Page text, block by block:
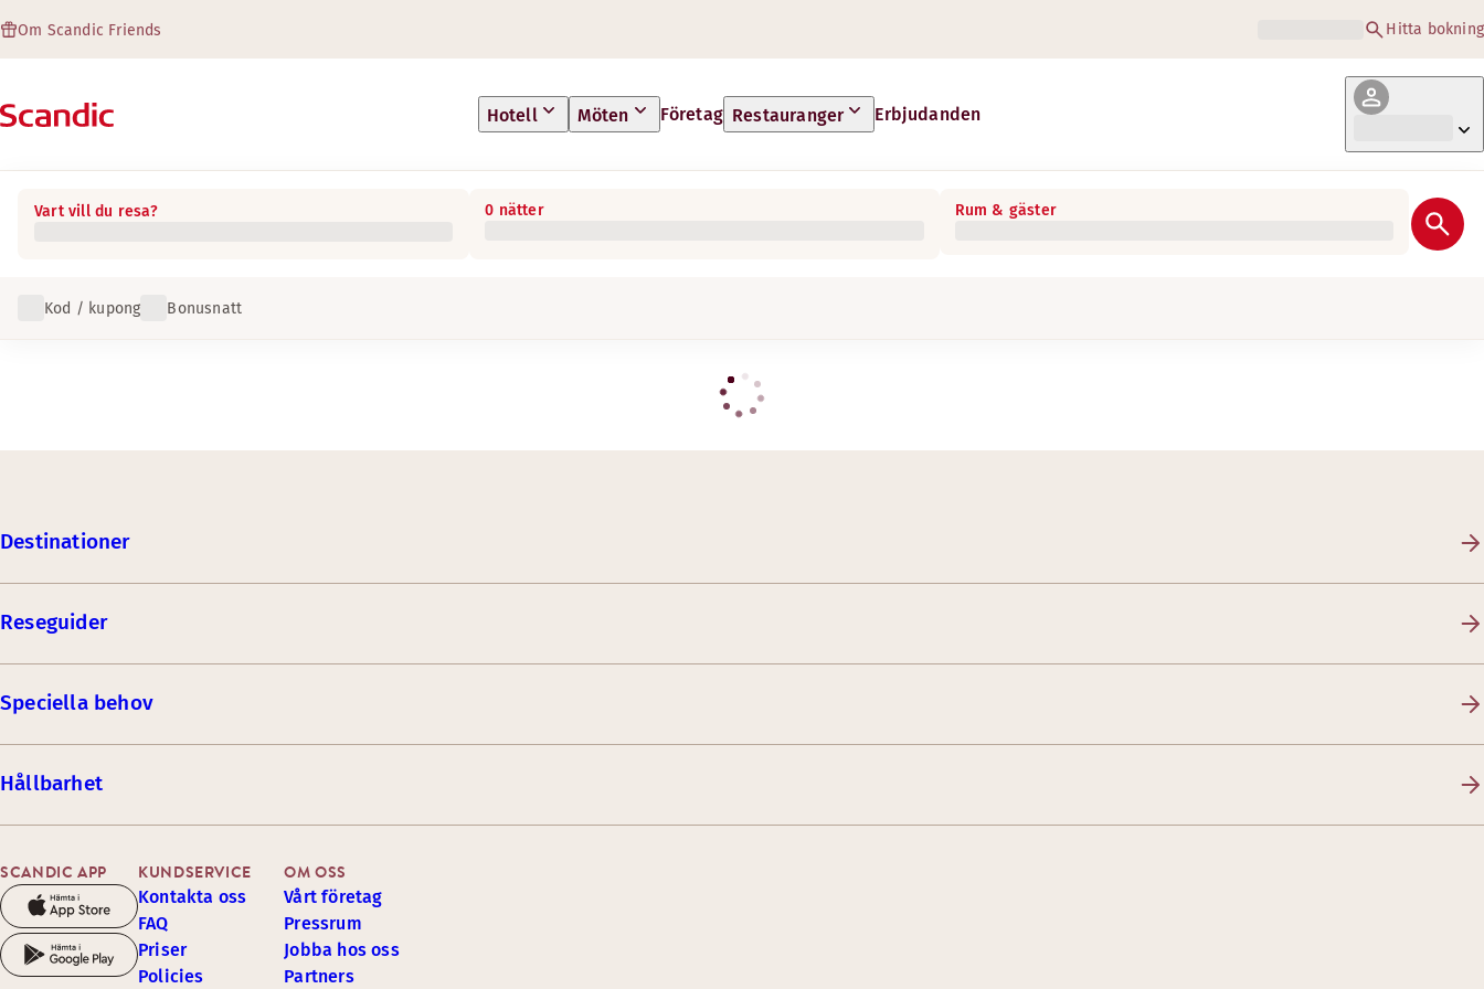
Om Scandic Friends Hitta bokning
Hotell Möten Företag Restauranger Erbjudanden
Vart vill du resa? 0 nätter Rum & gäster
Kod / kupong Bonusnatt
Destinationer
Reseguider
Speciella behov
Hållbarhet
SCANDIC APP KUNDSERVICE
Kontakta oss
FAQ
Priser
Policies
OM OSS
Vårt företag
Pressrum
Jobba hos oss
Partners